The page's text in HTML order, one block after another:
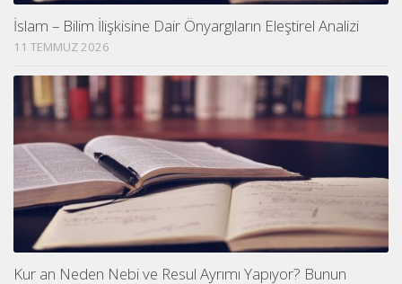
İslam – Bilim İlişkisine Dair Önyargıların Eleştirel Analizi
11 TEMMUZ 2026
Kur an Neden Nebi ve Resul Ayrımı Yapıyor? Bunun